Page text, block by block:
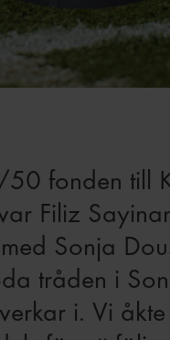
fonden till
Filiz
Sonja
tråden i
i. Vi